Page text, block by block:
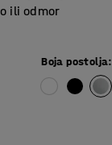
ili odmor
Boja postolja: